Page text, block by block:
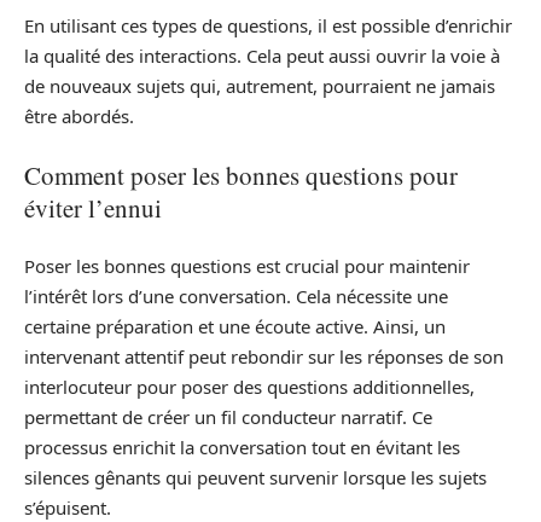
En utilisant ces types de questions, il est possible d’enrichir
la qualité des interactions. Cela peut aussi ouvrir la voie à
de nouveaux sujets qui, autrement, pourraient ne jamais
être abordés.
Comment poser les bonnes questions pour
éviter l’ennui
Poser les bonnes questions est crucial pour maintenir
l’intérêt lors d’une conversation. Cela nécessite une
certaine préparation et une écoute active. Ainsi, un
intervenant attentif peut rebondir sur les réponses de son
interlocuteur pour poser des questions additionnelles,
permettant de créer un fil conducteur narratif. Ce
processus enrichit la conversation tout en évitant les
silences gênants qui peuvent survenir lorsque les sujets
s’épuisent.